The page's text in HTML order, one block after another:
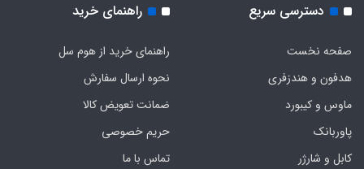
دسترسی سریع
صفحه نخست
هدفون‌ و‌ هندزفری
ماوس و کیبورد
پاوربانک
کابل و شارژر
راهنمای خرید
راهنمای خرید از هوم سل
نحوه ارسال سفارش
ضمانت تعویض کالا
حریم خصوصی
تماس با ما